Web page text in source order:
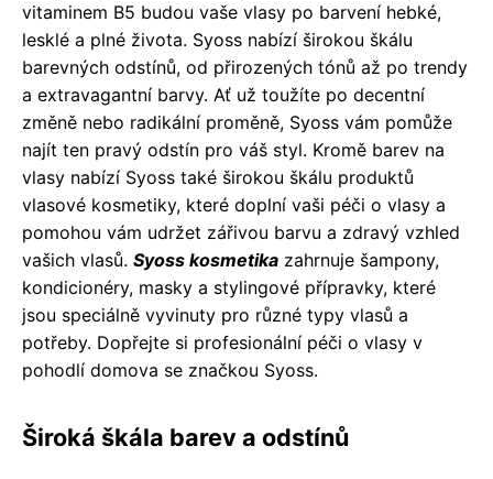
vitaminem B5 budou vaše vlasy po barvení hebké,
lesklé a plné života. Syoss nabízí širokou škálu
barevných odstínů, od přirozených tónů až po trendy
a extravagantní barvy. Ať už toužíte po decentní
změně nebo radikální proměně, Syoss vám pomůže
najít ten pravý odstín pro váš styl. Kromě barev na
vlasy nabízí Syoss také širokou škálu produktů
vlasové kosmetiky, které doplní vaši péči o vlasy a
pomohou vám udržet zářivou barvu a zdravý vzhled
vašich vlasů. Syoss kosmetika zahrnuje šampony,
kondicionéry, masky a stylingové přípravky, které
jsou speciálně vyvinuty pro různé typy vlasů a
potřeby. Dopřejte si profesionální péči o vlasy v
pohodlí domova se značkou Syoss.
Široká škála barev a odstínů